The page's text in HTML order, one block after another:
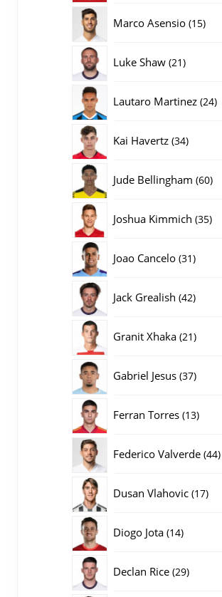
Marco Asensio 1515
Luke Shaw 2121
Lautaro Martinez 2424
Kai Havertz 3434
Jude Bellingham 6060
Joshua Kimmich 3535
Joao Cancelo 3131
Jack Grealish 4242
Granit Xhaka 2121
Gabriel Jesus 3737
Ferran Torres 1313
Federico Valverde 4444
Dusan Vlahovic 1717
Diogo Jota 1414
Declan Rice 2929